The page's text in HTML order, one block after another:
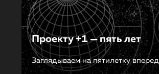
Проекту +1 — пять лет
Заглядываем на пятилетку вперед